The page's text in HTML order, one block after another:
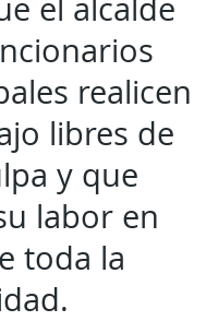
el alcalde
realicen
libres de
y que
labor en
toda la